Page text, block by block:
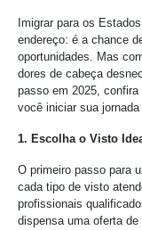
Imigrar para os
endereço: é a chance
oportunidades. Mas
dores de cabeça
passo em 2025,
você iniciar sua
1. Escolha o Visto
O primeiro passo para
cada tipo de visto
profissionais
dispensa uma oferta